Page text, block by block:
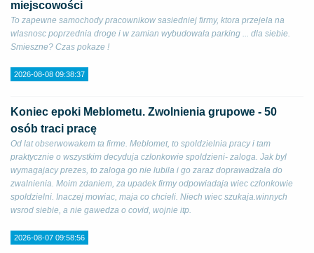
miejscowości
To zapewne samochody pracownikow sasiedniej firmy, ktora przejela na
wlasnosc poprzednia droge i w zamian wybudowala parking ... dla siebie.
Smieszne? Czas pokaze !
2026-08-08 09:38:37
Koniec epoki Meblometu. Zwolnienia grupowe - 50
osób traci pracę
Od lat obserwowakem ta firme. Meblomet, to spoldzielnia pracy i tam
praktycznie o wszystkim decyduja czlonkowie spoldzieni- zaloga. Jak byl
wymagajacy prezes, to zaloga go nie lubila i go zaraz doprawadzala do
zwalnienia. Moim zdaniem, za upadek firmy odpowiadaja wiec czlonkowie
spoldzielni. Inaczej mowiac, maja co chcieli. Niech wiec szukaja.winnych
wsrod siebie, a nie gawedza o covid, wojnie itp.
2026-08-07 09:58:56